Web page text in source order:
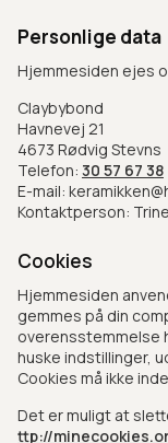
Personlige data
Hjemmesiden ejes
Claybybond
Havnevej 21
4673 Rødvig Stevns
Telefon: 30 57 67 38
E-mail:
Kontaktperson: Trine
Cookies
Hjemmesiden
gemmes på din
overensstemmelse
huske indstillinger,
Cookies må ikke
Det er muligt at
ttp://